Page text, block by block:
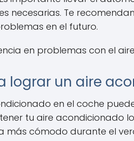
necesarias. Te
en el futuro.
en problemas con el
lograr un aire
en el coche
tu aire acondicionado
más cómodo durante el